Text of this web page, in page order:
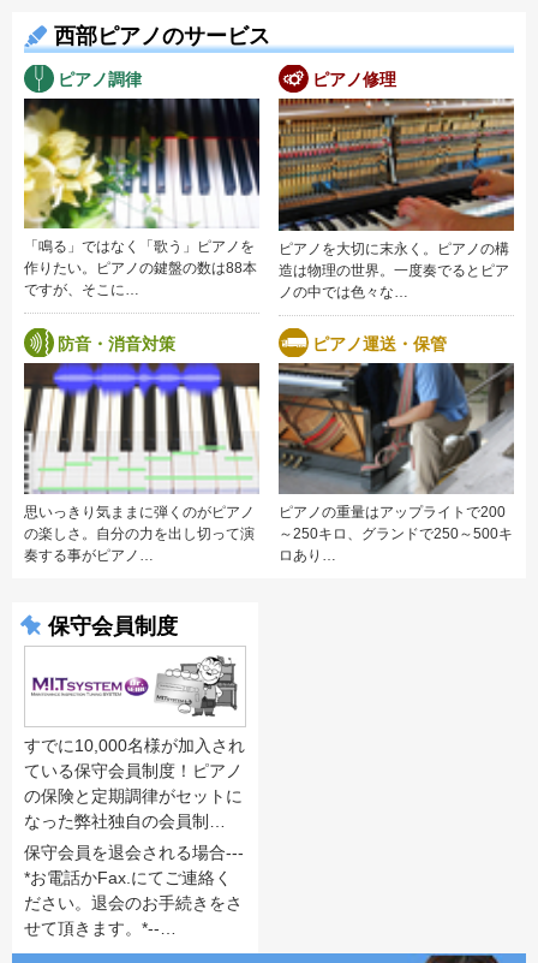
西部ピアノのサービス
ピアノ調律
「鳴る」ではなく「歌う」ピアノを
作りたい。ピアノの鍵盤の数は88本
ですが、そこに…
ピアノ修理
ピアノを大切に末永く。ピアノの構
造は物理の世界。一度奏でるとピア
ノの中では色々な…
防音・消音対策
思いっきり気ままに弾くのがピアノ
の楽しさ。自分の力を出し切って演
奏する事がピアノ…
ピアノ運送・保管
ピアノの重量はアップライトで200
～250キロ、グランドで250～500キ
ロあり…
保守会員制度
すでに10,000名様が加入され
ている保守会員制度！ピアノ
の保険と定期調律がセットに
なった弊社独自の会員制…
保守会員を退会される場合---
*お電話かFax.にてご連絡く
ださい。退会のお手続きをさ
せて頂きます。*--…